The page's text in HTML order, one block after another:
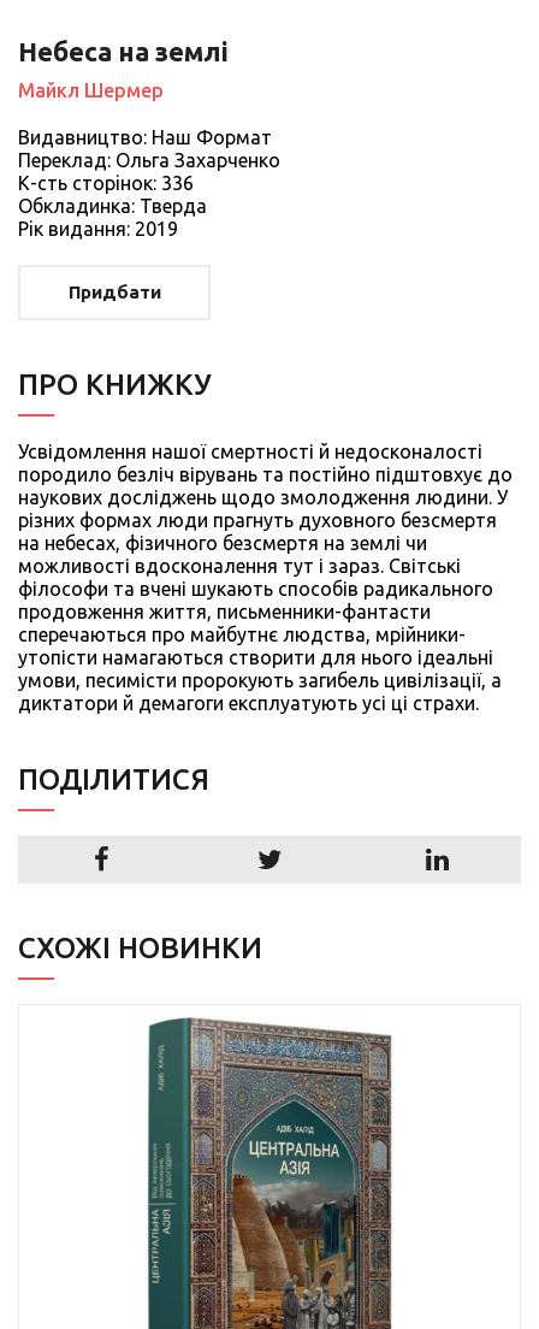
Небеса на землі
Майкл Шермер
Видавництво: Наш Формат
Переклад: Ольга Захарченко
К-сть сторiнок: 336
Обкладинка: Тверда
Рiк видання: 2019
Придбати
ПРО КНИЖКУ
Усвідомлення нашої смертності й недосконалості
породило безліч вірувань та постійно підштовхує до
наукових досліджень щодо змолодження людини. У
різних формах люди прагнуть духовного безсмертя
на небесах, фізичного безсмертя на землі чи
можливості вдосконалення тут і зараз. Світські
філософи та вчені шукають способів радикального
продовження життя, письменники-фантасти
сперечаються про майбутнє людства, мрійники-
утопісти намагаються створити для нього ідеальні
умови, песимісти пророкують загибель цивілізації, а
диктатори й демагоги експлуатують усі ці страхи.
ПОДIЛИТИСЯ
СХОЖІ НОВИНКИ